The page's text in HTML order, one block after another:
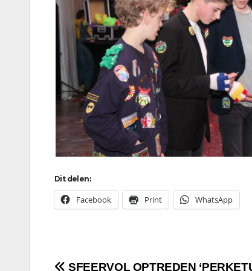
Dit delen:
Facebook Print WhatsApp
SFEERVOL OPTREDEN